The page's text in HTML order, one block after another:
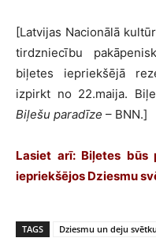
[Latvijas Nacionālā
tirdzniecību
biļetes iepriekšējā
izpirkt no 22.maija.
Biļešu paradīze – BNN.]
Lasiet arī: Biļetes būs
iepriekšējos Dziesmu
TAGS Dziesmu un deju